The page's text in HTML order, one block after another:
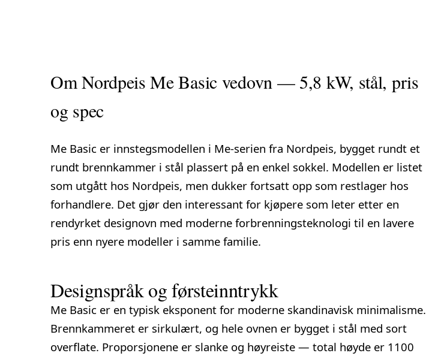
Om Nordpeis Me Basic vedovn — 5,8 kW, stål, pris
og spec
Me Basic er innstegsmodellen i Me-serien fra Nordpeis, bygget rundt et
rundt brennkammer i stål plassert på en enkel sokkel. Modellen er listet
som utgått hos Nordpeis, men dukker fortsatt opp som restlager hos
forhandlere. Det gjør den interessant for kjøpere som leter etter en
rendyrket designovn med moderne forbrenningsteknologi til en lavere
pris enn nyere modeller i samme familie.
Designspråk og førsteinntrykk
Me Basic er en typisk eksponent for moderne skandinavisk minimalisme.
Brennkammeret er sirkulært, og hele ovnen er bygget i stål med sort
overflate. Proporsjonene er slanke og høyreiste — total høyde er 1100